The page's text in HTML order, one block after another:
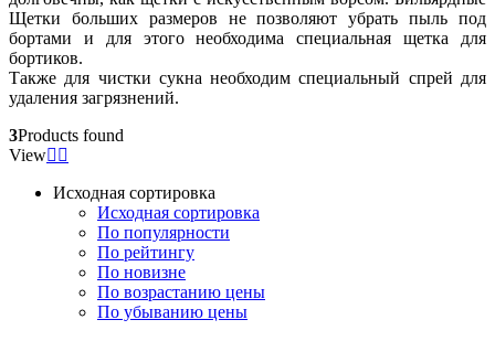
Щетки больших размеров не позволяют убрать пыль под
бортами и для этого необходима специальная щетка для
бортиков.
Также для чистки сукна необходим специальный спрей для
удаления загрязнений.
3Products found
View
Исходная сортировка
Исходная сортировка
По популярности
По рейтингу
По новизне
По возрастанию цены
По убыванию цены